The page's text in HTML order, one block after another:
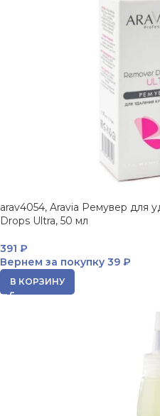
arav4054, Aravia Ремувер для
Drops Ultra, 50 мл
391 ₽
Вернем за покупку 39 ₽
В КОРЗИНУ